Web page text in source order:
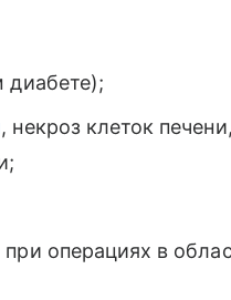
диабете);
, некроз клеток
операциях в